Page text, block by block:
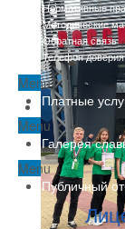
Нормативные
Методические
Обратная связь
Телефон доверия
Menu
Платные
Menu
Галерея
Menu
Публичный